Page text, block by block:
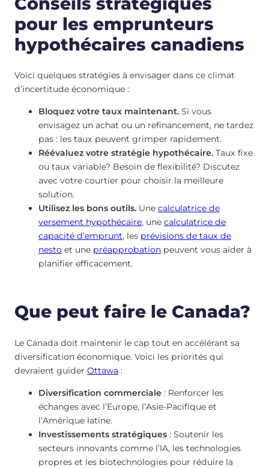
pour les emprunteurs
hypothécaires canadiens
Voici quelques stratégies à envisager dans ce climat
d’incertitude économique :
Bloquez votre taux maintenant. Si vous
envisagez un achat ou un refinancement, ne tardez
pas : les taux peuvent grimper rapidement.
Réévaluez votre stratégie hypothécaire. Taux fixe
ou taux variable? Besoin de flexibilité? Discutez
avec votre courtier pour choisir la meilleure
solution.
Utilisez les bons outils. Une calculatrice de
versement hypothécaire, une calculatrice de
capacité d’emprunt, les prévisions de taux de
nesto et une préapprobation peuvent vous aider à
planifier efficacement.
Que peut faire le Canada?
Le Canada doit maintenir le cap tout en accélérant sa
diversification économique. Voici les priorités qui
devraient guider Ottawa :
Diversification commerciale : Renforcer les
échanges avec l’Europe, l’Asie-Pacifique et
l’Amérique latine.
Investissements stratégiques : Soutenir les
secteurs innovants comme l’IA, les technologies
propres et les biotechnologies pour réduire la